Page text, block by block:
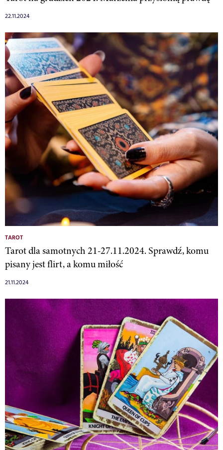
22.11.2024
TAROT
Tarot dla samotnych 21-27.11.2024. Sprawdź, komu
pisany jest flirt, a komu miłość
21.11.2024